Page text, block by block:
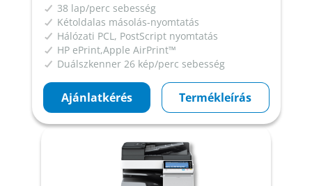
38 lap/perc sebesség
Kétoldalas másolás-nyomtatás
Hálózati PCL, PostScript nyomtatás
HP ePrint,Apple AirPrint™
Duálszkenner 26 kép/perc sebesség
Ajánlatkérés Termékleírás